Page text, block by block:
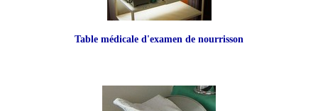
Table médicale d'examen de nourrisson